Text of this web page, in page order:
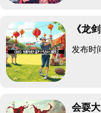
《龙
发布时
会耍